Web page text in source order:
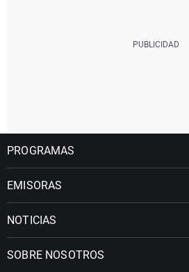
PROGRAMAS
EMISORAS
NOTICIAS
SOBRE NOSOTROS